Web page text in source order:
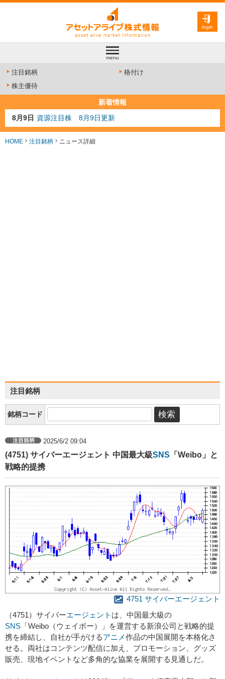
login
menu
注目銘柄
格付け
株主優待
新着情報
8月9日 資源注目株 8月9日更新
8月4日 AI注目株 8月4日更新
8月3日 人気業種注目株 8月3日更新
HOME 注目銘柄 ニュース詳細
注目銘柄
銘柄コード
2025/6/2 09:04
(4751) サイバーエージェント 中国最大級SNS 「Weibo」と
戦略的提携
4751 サイバーエージェント
（4751）サイバーエージェント は、中国最大級の
SNS 「Weibo（ウェイボー）」を運営する新浪公司と戦略的提
携を締結し、自社が手がけるアニメ作品の中国展開を本格化さ
せる。両社はコンテンツ配信に加え、プロモーション、グッズ
販売、現地イベントなど多角的な協業を展開する見通しだ。